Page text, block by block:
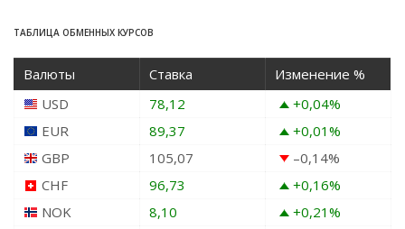
ТАБЛИЦА ОБМЕННЫХ КУРСОВ
Валюты Ставка
Изменение %
USD
78,12 +0,04%
EUR
89,37 +0,01%
GBP
105,07 –0,14%
CHF
96,73 +0,16%
NOK
8,10 +0,21%